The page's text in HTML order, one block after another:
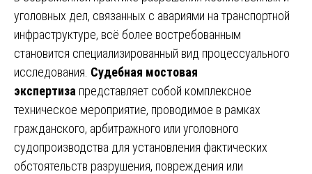
уголовных дел, связанных с авариями на транспортной
инфраструктуре, всё более востребованным
становится специализированный вид процессуального
исследования. Судебная мостовая
экспертиза представляет собой комплексное
техническое мероприятие, проводимое в рамках
гражданского, арбитражного или уголовного
судопроизводства для установления фактических
обстоятельств разрушения, повреждения или